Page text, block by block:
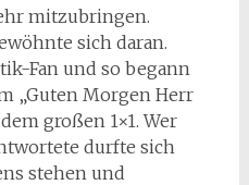
mitzubringen.
sich daran.
Fan und so begann
„Guten Morgen Herr
großen 1×1. Wer
durfte sich
stehen und